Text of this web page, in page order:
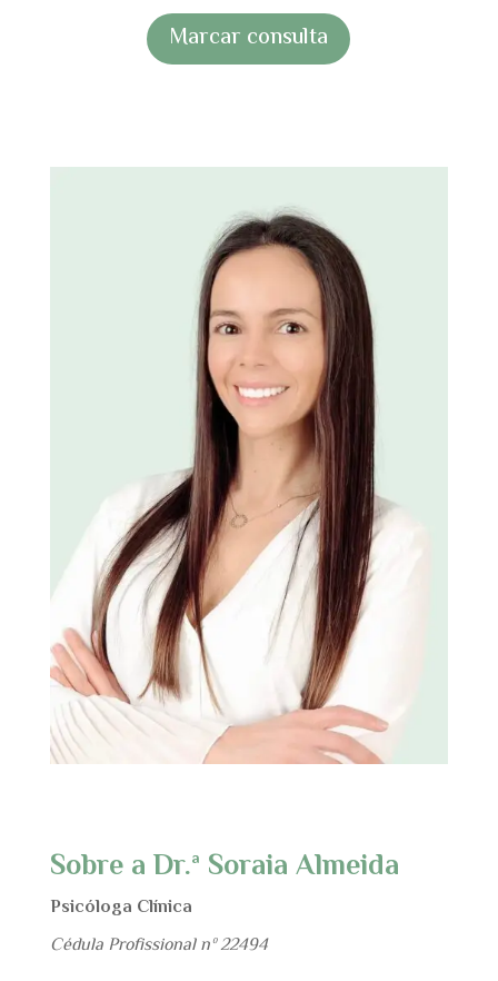
Marcar consulta
Sobre a Dr.ª Soraia Almeida
Psicóloga Clínica
Cédula Profissional nº 22494